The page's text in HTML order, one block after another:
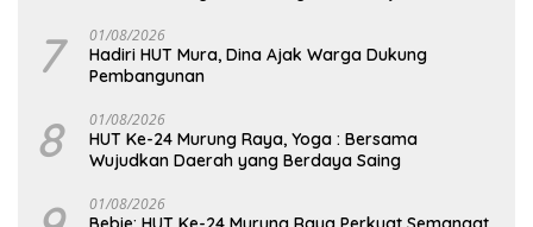
7 01/08/2026
Hadiri HUT Mura, Dina Ajak Warga Dukung
Pembangunan
8 01/08/2026
HUT Ke-24 Murung Raya, Yoga : Bersama
Wujudkan Daerah yang Berdaya Saing
01/08/2026